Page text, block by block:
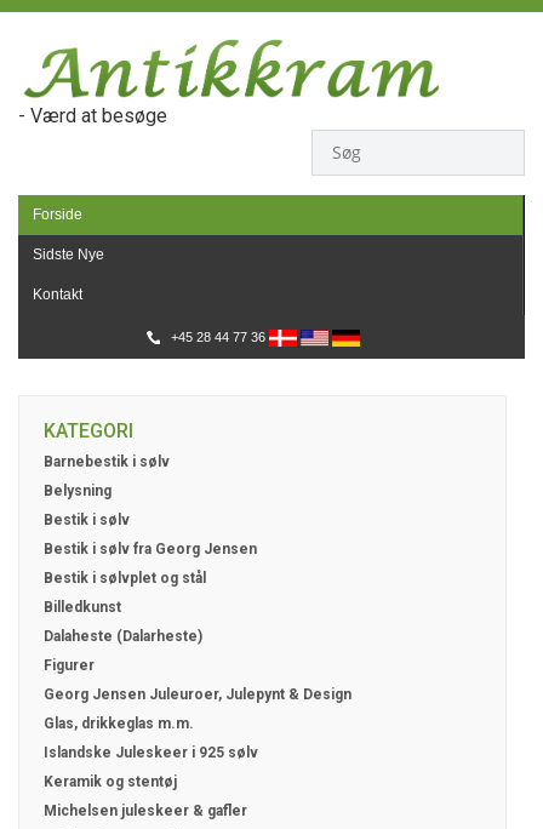
- Værd at besøge
Forside
Sidste Nye
Kontakt
+45 28 44 77 36
KATEGORI
Barnebestik i sølv
Belysning
Bestik i sølv
Bestik i sølv fra Georg Jensen
Bestik i sølvplet og stål
Billedkunst
Dalaheste (Dalarheste)
Figurer
Georg Jensen Juleuroer, Julepynt & Design
Glas, drikkeglas m.m.
Islandske Juleskeer i 925 sølv
Keramik og stentøj
Michelsen juleskeer & gafler